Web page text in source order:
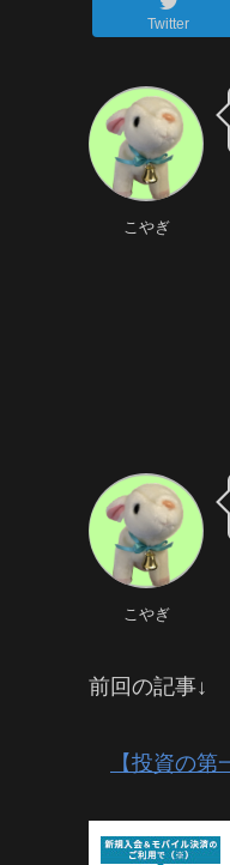
Twitter
こやぎ
こやぎ
前回の記事↓
【投資の